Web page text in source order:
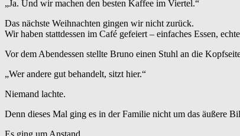
„Ja. Und wir machen den besten Kaffee im Viertel.“
Das nächste Weihnachten gingen wir nicht zurück.
Wir haben stattdessen im Café gefeiert – einfaches Essen,
Vor dem Abendessen stellte Bruno einen Stuhl an die
„Wer andere gut behandelt, sitzt hier.“
Niemand lachte.
Denn dieses Mal ging es in der Familie nicht um das äußere